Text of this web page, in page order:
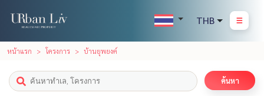
THB
หน้าแรก โครงการ บ้านยุพยงค์
ค้นหา